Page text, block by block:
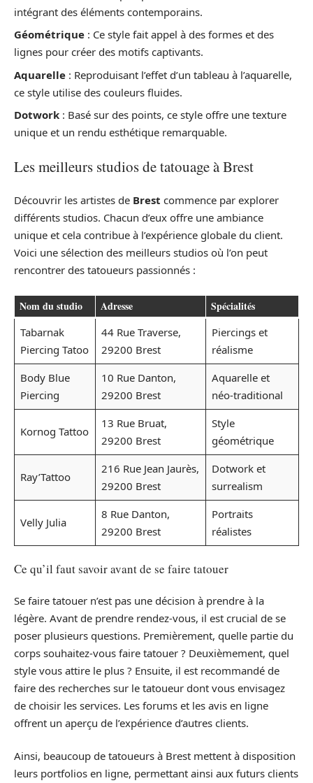
intégrant des éléments contemporains.
Géométrique : Ce style fait appel à des formes et des
lignes pour créer des motifs captivants.
Aquarelle : Reproduisant l’effet d’un tableau à l’aquarelle,
ce style utilise des couleurs fluides.
Dotwork : Basé sur des points, ce style offre une texture
unique et un rendu esthétique remarquable.
Les meilleurs studios de tatouage à Brest
Découvrir les artistes de Brest commence par explorer
différents studios. Chacun d’eux offre une ambiance
unique et cela contribue à l’expérience globale du client.
Voici une sélection des meilleurs studios où l’on peut
rencontrer des tatoueurs passionnés :
Nom du studio Adresse Spécialités
Tabarnak
Piercing Tatoo
44 Rue Traverse,
29200 Brest
Piercings et
réalisme
Body Blue
Piercing
10 Rue Danton,
29200 Brest
Aquarelle et
néo-traditional
Kornog Tattoo
13 Rue Bruat,
29200 Brest
Style
géométrique
Ray’Tattoo
216 Rue Jean Jaurès,
29200 Brest
Dotwork et
surrealism
Velly Julia
8 Rue Danton,
29200 Brest
Portraits
réalistes
Ce qu’il faut savoir avant de se faire tatouer
Se faire tatouer n’est pas une décision à prendre à la
légère. Avant de prendre rendez-vous, il est crucial de se
poser plusieurs questions. Premièrement, quelle partie du
corps souhaitez-vous faire tatouer ? Deuxièmement, quel
style vous attire le plus ? Ensuite, il est recommandé de
faire des recherches sur le tatoueur dont vous envisagez
de choisir les services. Les forums et les avis en ligne
offrent un aperçu de l’expérience d’autres clients.
Ainsi, beaucoup de tatoueurs à Brest mettent à disposition
leurs portfolios en ligne, permettant ainsi aux futurs clients